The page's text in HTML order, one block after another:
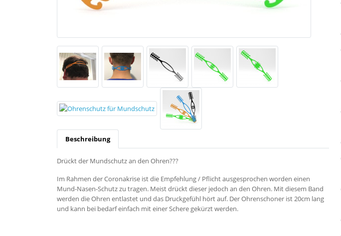
Beschreibung
Drückt der Mundschutz an den Ohren???
Im Rahmen der Coronakrise ist die Empfehlung / Pflicht ausgesprochen worden einen
Mund-Nasen-Schutz zu tragen. Meist drückt dieser jedoch an den Ohren. Mit diesem Band
werden die Ohren entlastet und das Druckgefühl hört auf. Der Ohrenschoner ist 20cm lang
und kann bei bedarf einfach mit einer Schere gekürzt werden.